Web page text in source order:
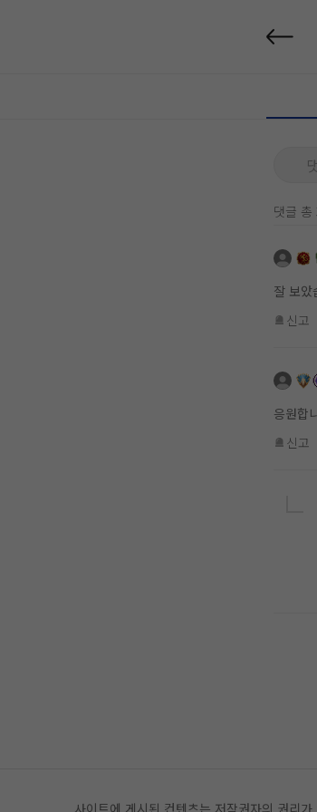
댓글 총
잘 보았
신고
응원합
신고
사이트에 게시된 컨텐츠는 저작권자의 권리